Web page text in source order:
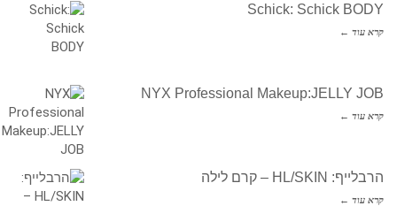
Schick: Schick BODY
קרא עוד ←
NYX Professional Makeup:JELLY JOB
קרא עוד ←
הרבלייף: HL/SKIN – קרם לילה
קרא עוד ←